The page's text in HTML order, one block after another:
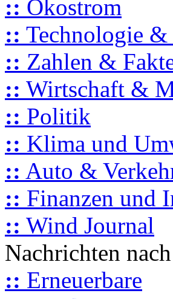
:: Ökostrom
:: Technologie &
:: Zahlen &
:: Wirtschaft &
:: Politik
:: Klima und
:: Auto &
:: Finanzen und
:: Wind Journal
Nachrichten
:: Erneuerbare